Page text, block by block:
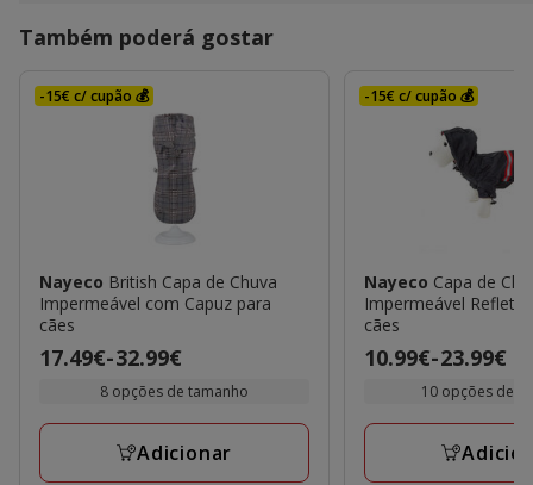
Também poderá gostar
-15€ c/ cupão 💰
Nayeco British Capa de Chuva
Impermeável com Capuz para
cães
Preço
32.99€
17.49€-32.99€
8 opções de tamanho
Adicionar
-15€ c/ cupão 💰
Nayeco Capa de
Impermeável
cães
Preço
23.99€
10.99€-23.99€
10 opções de